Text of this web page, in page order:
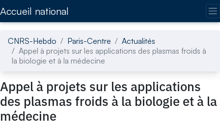
Accueil national
CNRS-Hebdo Paris-Centre
Actualités
Appel à projets sur les applications des plasmas froids à
la biologie et à la médecine
Appel à projets sur les applications
des plasmas froids à la biologie et à la
médecine